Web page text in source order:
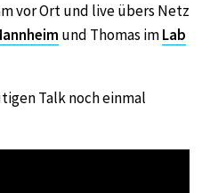
vor Ort und live übers Netz
und Thomas imLab
Talk noch einmal